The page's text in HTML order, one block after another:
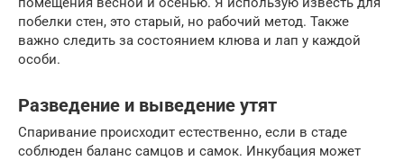
побелки стен, это старый, но рабочий метод. Также
важно следить за состоянием клюва и лап у каждой
особи.
Разведение и выведение утят
Спаривание происходит естественно, если в стаде
соблюден баланс самцов и самок. Инкубация может